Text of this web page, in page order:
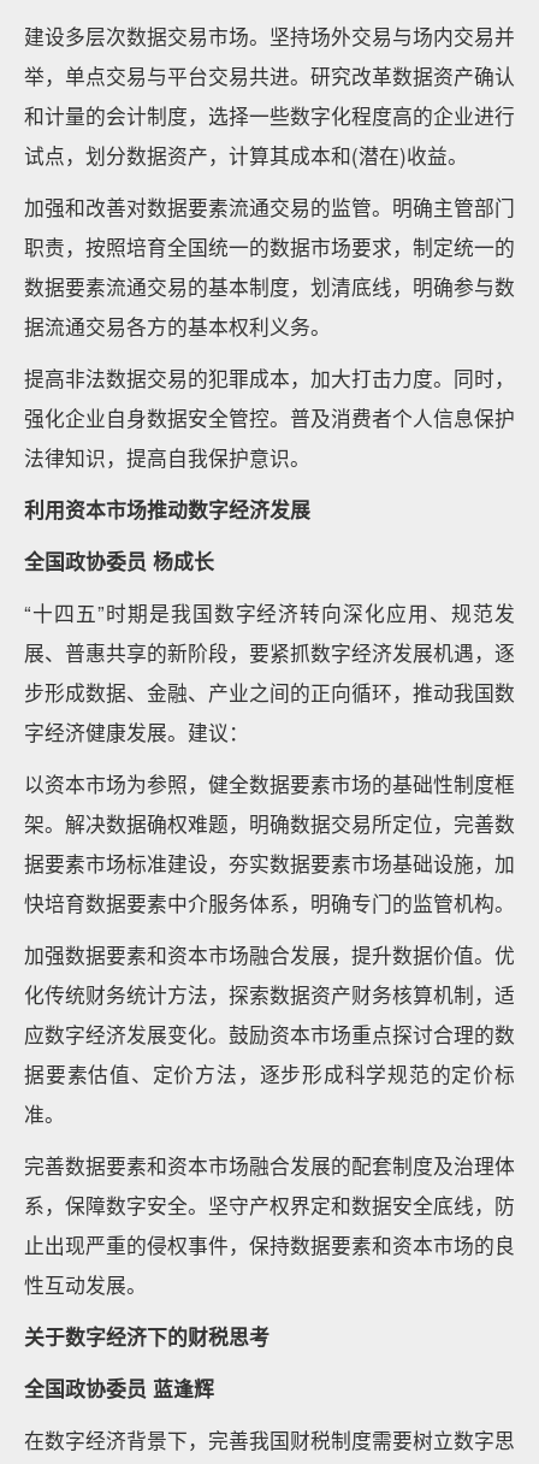
建设多层次数据交易市场。坚持场外交易与场内交易并
举，单点交易与平台交易共进。研究改革数据资产确认
和计量的会计制度，选择一些数字化程度高的企业进行
试点，划分数据资产，计算其成本和(潜在)收益。
加强和改善对数据要素流通交易的监管。明确主管部门
职责，按照培育全国统一的数据市场要求，制定统一的
数据要素流通交易的基本制度，划清底线，明确参与数
据流通交易各方的基本权利义务。
提高非法数据交易的犯罪成本，加大打击力度。同时，
强化企业自身数据安全管控。普及消费者个人信息保护
法律知识，提高自我保护意识。
利用资本市场推动数字经济发展
全国政协委员 杨成长
“十四五”时期是我国数字经济转向深化应用、规范发
展、普惠共享的新阶段，要紧抓数字经济发展机遇，逐
步形成数据、金融、产业之间的正向循环，推动我国数
字经济健康发展。建议：
以资本市场为参照，健全数据要素市场的基础性制度框
架。解决数据确权难题，明确数据交易所定位，完善数
据要素市场标准建设，夯实数据要素市场基础设施，加
快培育数据要素中介服务体系，明确专门的监管机构。
加强数据要素和资本市场融合发展，提升数据价值。优
化传统财务统计方法，探索数据资产财务核算机制，适
应数字经济发展变化。鼓励资本市场重点探讨合理的数
据要素估值、定价方法，逐步形成科学规范的定价标
准。
完善数据要素和资本市场融合发展的配套制度及治理体
系，保障数字安全。坚守产权界定和数据安全底线，防
止出现严重的侵权事件，保持数据要素和资本市场的良
性互动发展。
关于数字经济下的财税思考
全国政协委员 蓝逢辉
在数字经济背景下，完善我国财税制度需要树立数字思